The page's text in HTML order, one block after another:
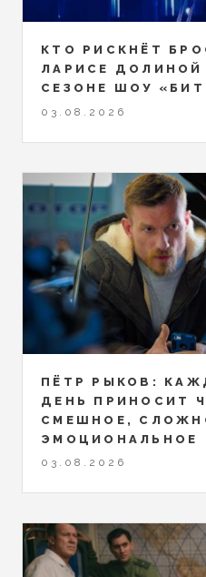
КТО РИСКНЁТ
ЛАРИСЕ
СЕЗОНЕ ШОУ
03.08.2026
ПЁТР РЫКОВ:
ДЕНЬ ПРИНОСИТ
СМЕШНОЕ,
ЭМОЦИОНАЛЬНОЕ
03.08.2026